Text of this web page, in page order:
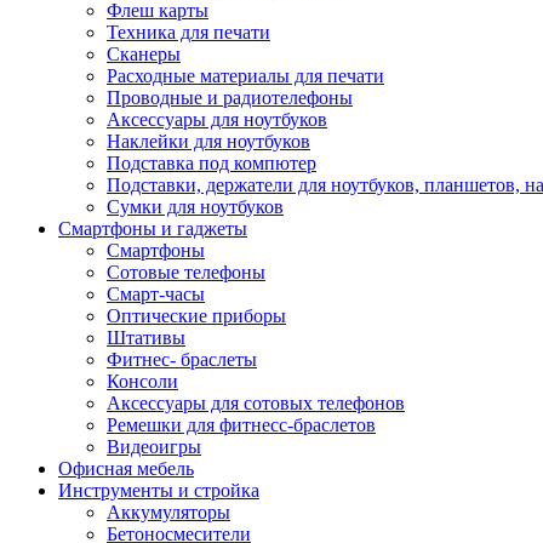
Флеш карты
Техника для печати
Сканеры
Расходные материалы для печати
Проводные и радиотелефоны
Аксессуары для ноутбуков
Наклейки для ноутбуков
Подставка под компютер
Подставки, держатели для ноутбуков, планшетов,
Сумки для ноутбуков
Смартфоны и гаджеты
Смартфоны
Сотовые телефоны
Смарт-часы
Оптические приборы
Штативы
Фитнес- браслеты
Консоли
Аксессуары для сотовых телефонов
Ремешки для фитнесс-браслетов
Видеоигры
Офисная мебель
Инструменты и стройка
Аккумуляторы
Бетоносмесители